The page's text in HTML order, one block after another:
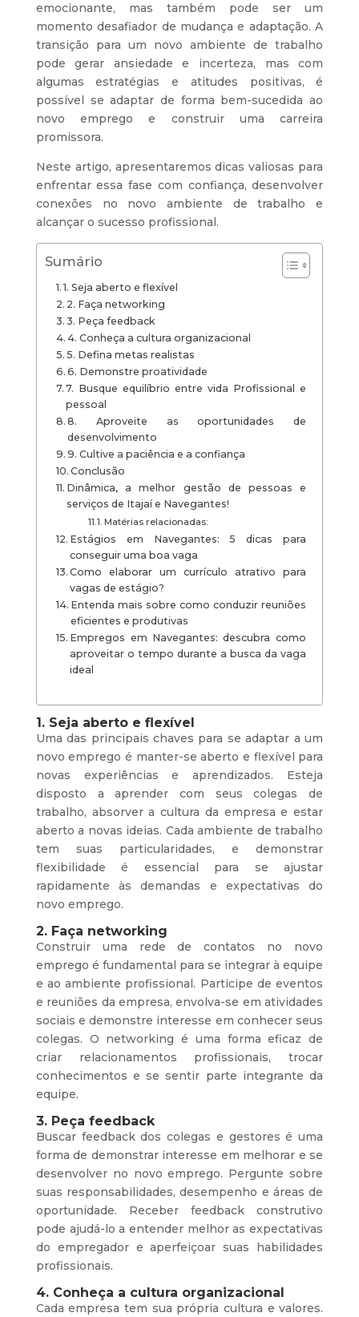
emocionante, mas também pode ser um
momento desafiador de mudança e adaptação. A
transição para um novo ambiente de trabalho
pode gerar ansiedade e incerteza, mas com
algumas estratégias e atitudes positivas, é
possível se adaptar de forma bem-sucedida ao
novo emprego e construir uma carreira
promissora.
Neste artigo, apresentaremos dicas valiosas para
enfrentar essa fase com confiança, desenvolver
conexões no novo ambiente de trabalho e
alcançar o sucesso profissional.
Sumário
1. Seja aberto e flexível
2. Faça networking
3. Peça feedback
4. Conheça a cultura organizacional
5. Defina metas realistas
6. Demonstre proatividade
7. Busque equilíbrio entre vida Profissional e
pessoal
8. Aproveite as oportunidades de
desenvolvimento
9. Cultive a paciência e a confiança
Conclusão
Dinâmica, a melhor gestão de pessoas e
serviços de Itajaí e Navegantes!
Matérias relacionadas:
Estágios em Navegantes: 5 dicas para
conseguir uma boa vaga
Como elaborar um currículo atrativo para
vagas de estágio?
Entenda mais sobre como conduzir reuniões
eficientes e produtivas
Empregos em Navegantes: descubra como
aproveitar o tempo durante a busca da vaga
ideal
1. Seja aberto e flexível
Uma das principais chaves para se adaptar a um
novo emprego é manter-se aberto e flexível para
novas experiências e aprendizados. Esteja
disposto a aprender com seus colegas de
trabalho, absorver a cultura da empresa e estar
aberto a novas ideias. Cada ambiente de trabalho
tem suas particularidades, e demonstrar
flexibilidade é essencial para se ajustar
rapidamente às demandas e expectativas do
novo emprego.
2. Faça networking
Construir uma rede de contatos no novo
emprego é fundamental para se integrar à equipe
e ao ambiente profissional. Participe de eventos
e reuniões da empresa, envolva-se em atividades
sociais e demonstre interesse em conhecer seus
colegas. O networking é uma forma eficaz de
criar relacionamentos profissionais, trocar
conhecimentos e se sentir parte integrante da
equipe.
3. Peça feedback
Buscar feedback dos colegas e gestores é uma
forma de demonstrar interesse em melhorar e se
desenvolver no novo emprego. Pergunte sobre
suas responsabilidades, desempenho e áreas de
oportunidade. Receber feedback construtivo
pode ajudá-lo a entender melhor as expectativas
do empregador e aperfeiçoar suas habilidades
profissionais.
4. Conheça a cultura organizacional
Cada empresa tem sua própria cultura e valores.